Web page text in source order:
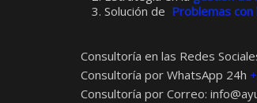
Solución de Problemas
Consultoría en las Redes
Consultoría por WhatsApp 24h
Consultoría por Correo: